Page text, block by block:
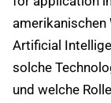
amerikanischen
Artificial
solche
und welche